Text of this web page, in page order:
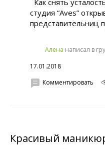
студия “Aves”
представительниц
Алена написал в
17.01.2018
Комментировать
Красивый